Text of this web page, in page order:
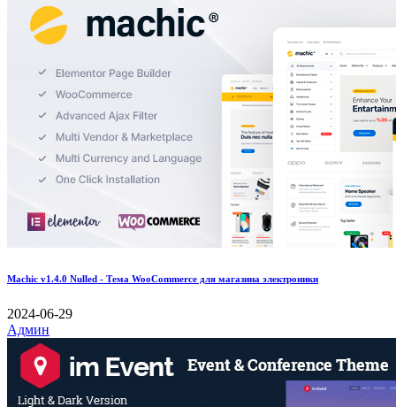
Machic v1.4.0 Nulled - Тема WooCommerce для магазина электроники
2024-06-29
Админ